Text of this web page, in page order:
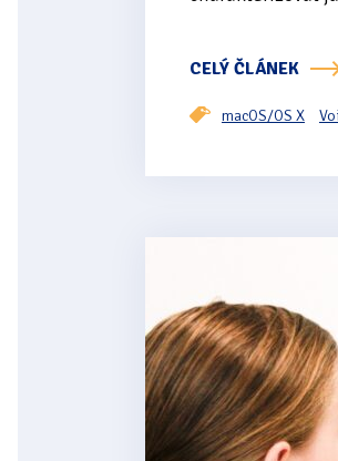
CELÝ ČLÁNEK
macOS/OS X